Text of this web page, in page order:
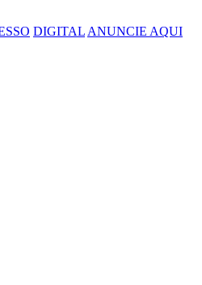
DIGITAL ANUNCIE AQUI